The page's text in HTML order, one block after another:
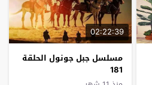
02:22:39
مسلسل جبل جونول الحلقة
181